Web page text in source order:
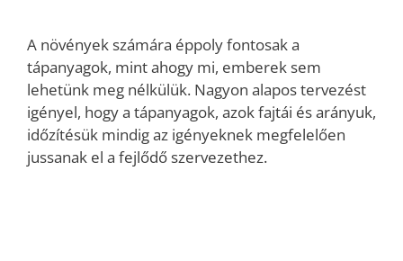
A növények számára éppoly fontosak a
tápanyagok, mint ahogy mi, emberek sem
lehetünk meg nélkülük. Nagyon alapos tervezést
igényel, hogy a tápanyagok, azok fajtái és arányuk,
időzítésük mindig az igényeknek megfelelően
jussanak el a fejlődő szervezethez.